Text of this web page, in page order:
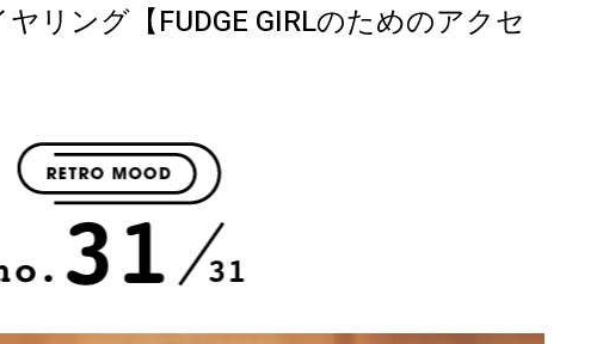
リング【FUDGE GIRLのためのアクセ